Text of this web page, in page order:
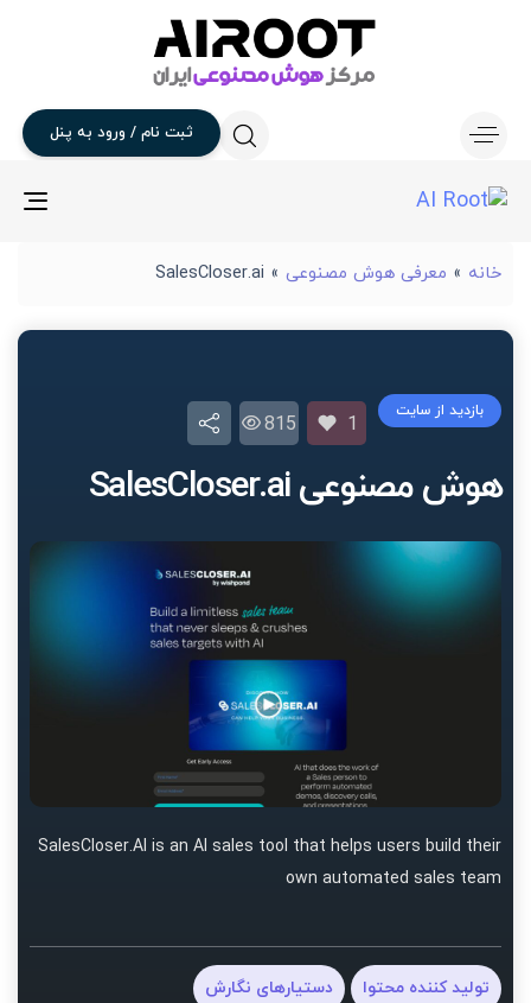
ثبت نام / ورود به پنل
خانه » معرفی هوش مصنوعی »
SalesCloser.ai
هوش مصنوعی SalesCloser.ai
بازدید از سایت
1
815
SalesCloser.AI is an AI sales tool that helps users build their
own automated sales team
تولید کننده محتوا دستیارهای نگارش